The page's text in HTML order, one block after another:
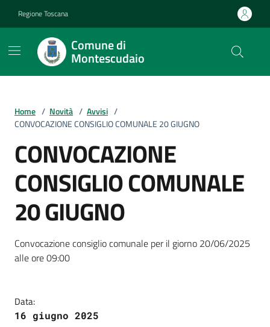
Regione Toscana
Comune di
Montescudaio
Home / Novità / Avvisi /
CONVOCAZIONE CONSIGLIO COMUNALE 20 GIUGNO
CONVOCAZIONE
CONSIGLIO COMUNALE
20 GIUGNO
Dettagli della notizia
Convocazione consiglio comunale per il giorno 20/06/2025
alle ore 09:00
Data:
16 giugno 2025